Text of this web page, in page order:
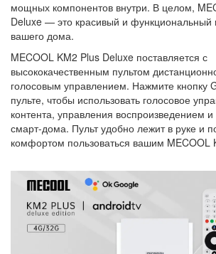
мощных компонентов внутри. В целом,
Deluxe — это красивый и
вашего дома.
MECOOL KM2 Plus Deluxe поставляется с
высококачественным пультом
голосовым управлением. Нажмите кнопку
пульте, чтобы использовать голосовое
контента, управления воспроизведением и
смарт-дома. Пульт удобно лежит в руке и
комфортом пользоваться вашим MECOOL